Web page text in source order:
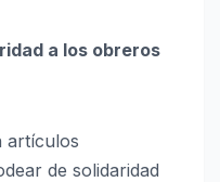
a los obreros
artículos
de solidaridad